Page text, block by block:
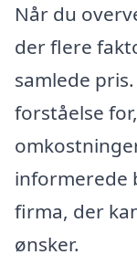
Når du
der flere
samlede
forståelse
informerede
firma, der
ønsker.